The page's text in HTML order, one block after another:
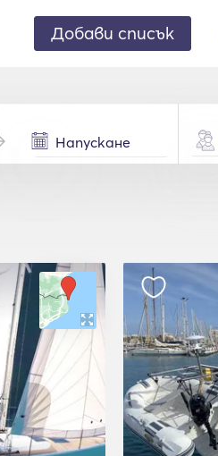
Добави списък